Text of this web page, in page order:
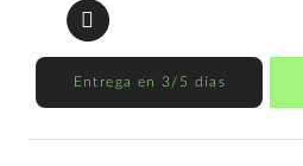
Entrega en 3/5 días